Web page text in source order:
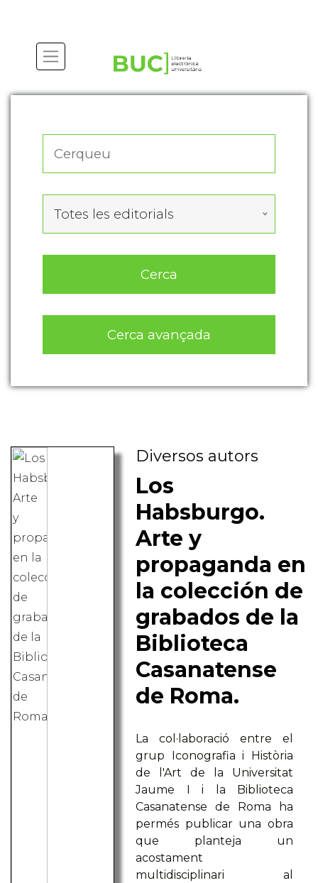
Totes les editorials
Cerca
Cerca avançada
Diversos autors
Los
Habsburgo.
Arte y
propaganda en
la colección de
grabados de la
Biblioteca
Casanatense
de Roma.
La col·laboració entre el
grup Iconografia i Història
de l'Art de la Universitat
Jaume I i la Biblioteca
Casanatense de Roma ha
permés publicar una obra
que planteja un
acostament
multidisciplinari al